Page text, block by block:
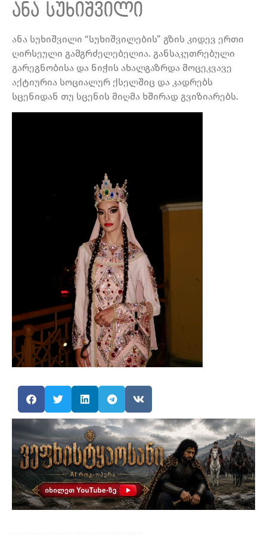
ანა სუხიშვილი
ანა სუხიშვილი “სუხიშვილების” გზის კიდევ ერთი
ღირსეული გამგრძელებელია. განსაკუთრებული
გარეგნობისა და ნიჭის ახალგაზრდა მოცეკვავე
აქტიურია სოციალურ ქსელშიც და კადრებს
სცენიდან თუ სცენის მიღმა ხშირად გვიზიარებს.